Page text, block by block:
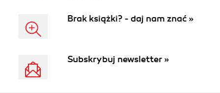
Brak książki? - daj nam znać »
Subskrybuj newsletter »